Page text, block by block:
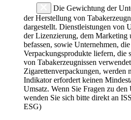
Die Gewichtung der
der Herstellung von
dargestellt. Dienstleistungen von
der Lizenzierung, dem Marketing
befassen, sowie Unternehmen,
Verpackungsprodukte liefern, die
von Tabakerzeugnissen
Zigarettenverpackungen, werden
Indikator erfordert keinen
Umsatz. Wenn Sie Fragen zu den
wenden Sie sich bitte direkt an
ESG)